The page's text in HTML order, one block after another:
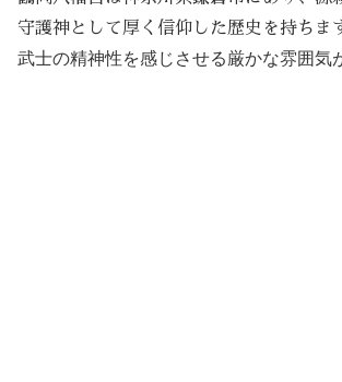
守護神として厚く信仰した歴史を持ちま
武士の精神性を感じさせる厳かな雰囲気